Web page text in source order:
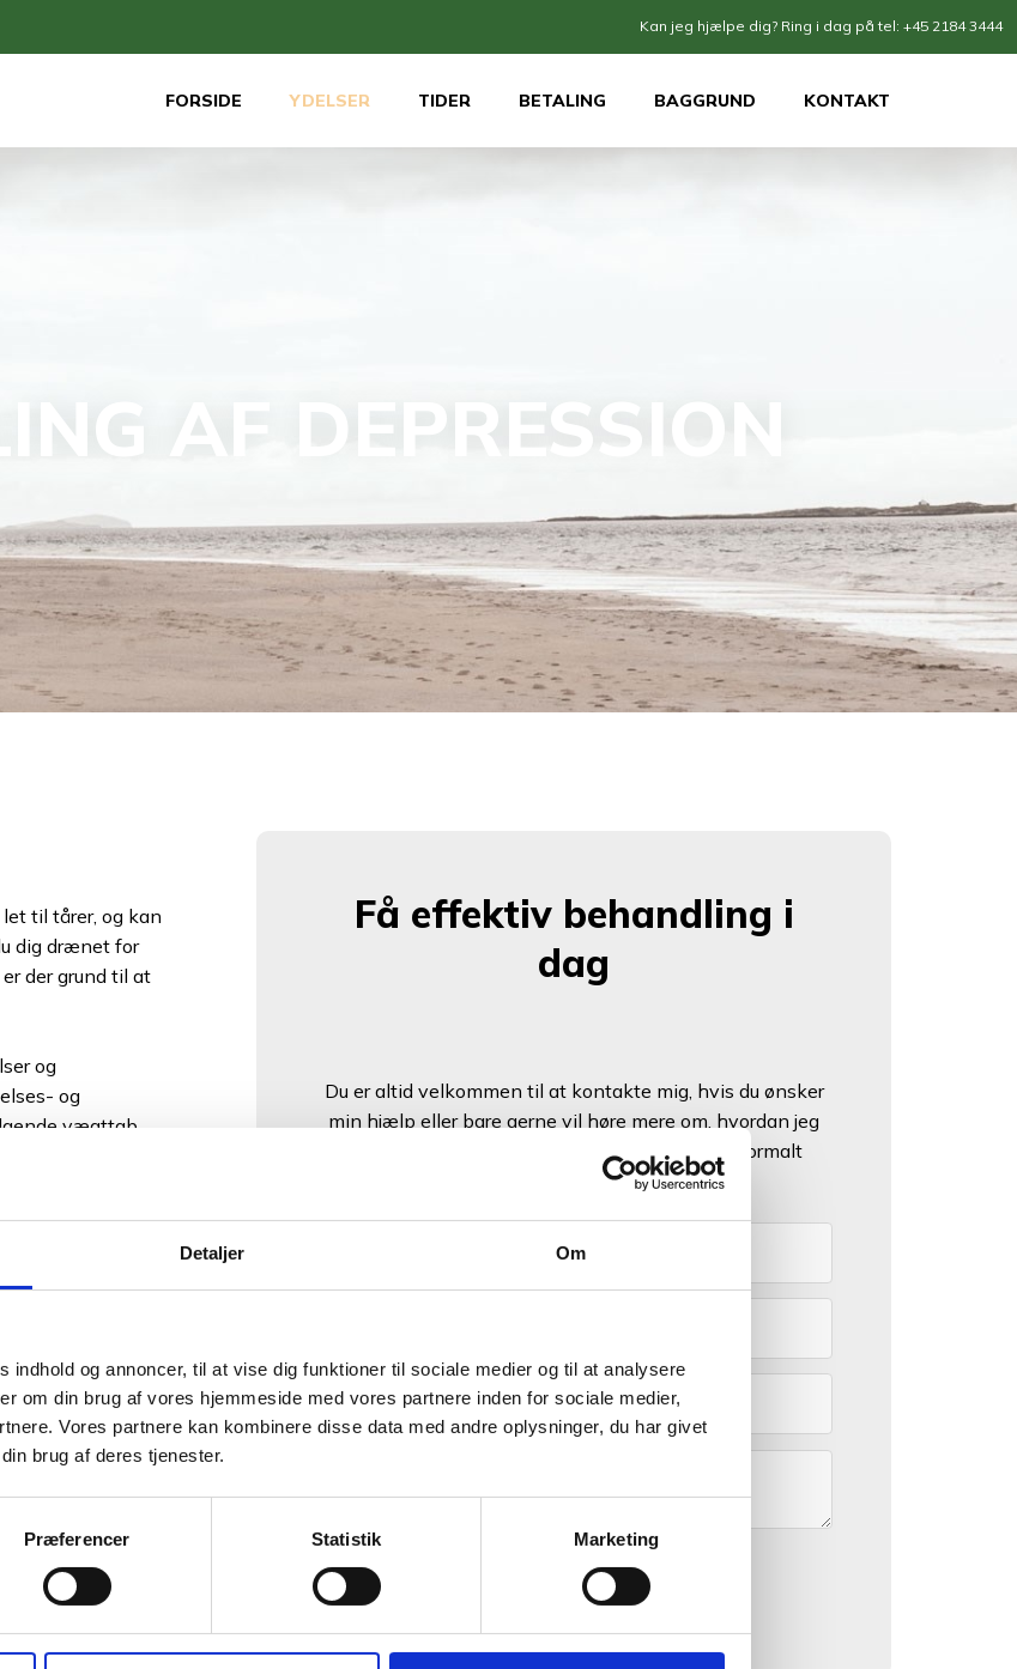
Detaljer Om
indhold og annoncer, til at vise dig funktioner til sociale medier og til at analysere
om din brug af vores hjemmeside med vores partnere inden for sociale medier,
Vores partnere kan kombinere disse data med andre oplysninger, du har givet
brug af deres tjenester.
Præferencer Statistik Marketing
​Kan jeg hjælpe dig? Ring i dag på tel: +45 2184 3444
FORSIDE YDELSER TIDER BETALING BAGGRUND KONTAKT
AF DEPRESSION​
til tårer, og kan
dig drænet for
der grund til at
og
og
vægttab.
sammen
at styrke din
og mulige
måske
desuden
dagligdag.
et skema
aktiviteter, du
terapeutisk
Få effektiv behandling i
dag
​Du er altid velkommen til at kontakte mig, hvis du ønsker
min hjælp eller bare gerne vil høre mere om, hvordan jeg
kan hjælpe dig. Jeg svarer så hurtigt jeg kan, normalt
indenfor 2 timer på hverdage.